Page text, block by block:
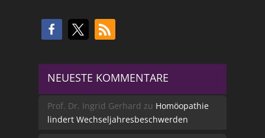
NEUESTE KOMMENTARE
Prof. Dr. Ingrid Gerhard zu Homöopathie
lindert Wechseljahresbeschwerden